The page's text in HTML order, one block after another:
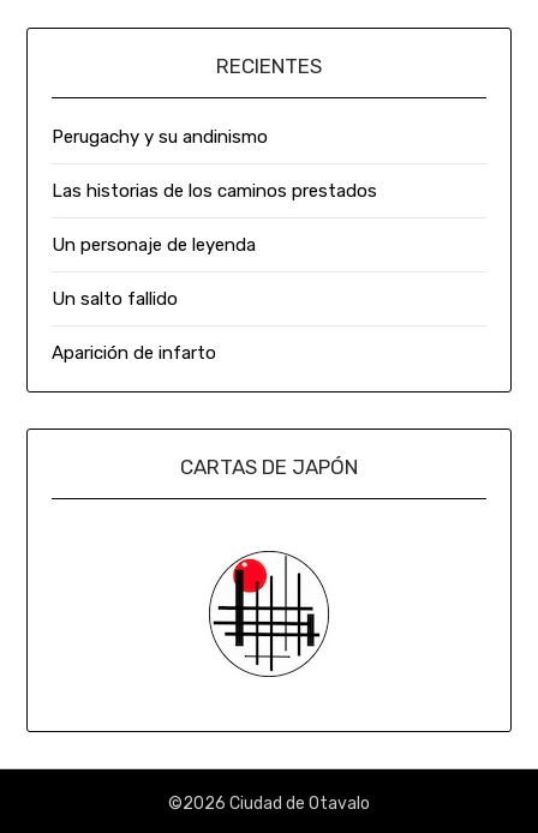
RECIENTES
Perugachy y su andinismo
Las historias de los caminos prestados
Un personaje de leyenda
Un salto fallido
Aparición de infarto
CARTAS DE JAPÓN
©2026 Ciudad de Otavalo